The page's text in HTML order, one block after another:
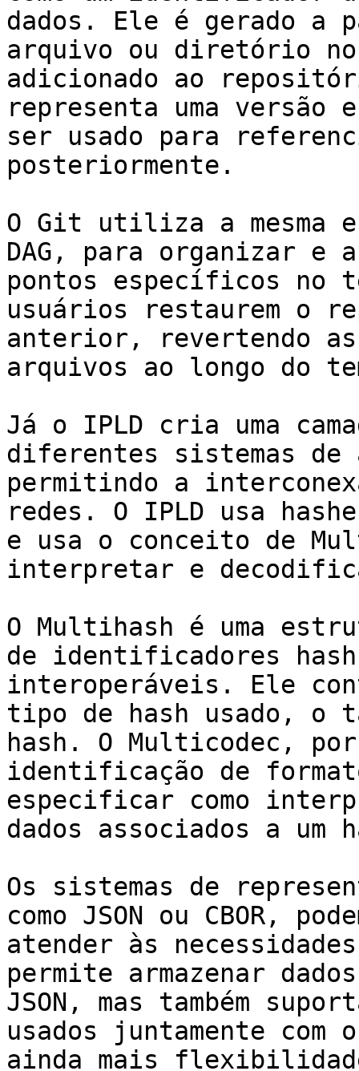
dados. Ele é gerado a
arquivo ou diretório no
adicionado ao
representa uma versão
ser usado para
posteriormente.
O Git utiliza a mesma
DAG, para organizar e
pontos específicos no
usuários restaurem o
anterior, revertendo
arquivos ao longo do
Já o IPLD cria uma
diferentes sistemas de
permitindo a
redes. O IPLD usa
e usa o conceito de
interpretar e
O Multihash é uma
de identificadores
interoperáveis. Ele
tipo de hash usado, o
hash. O Multicodec,
identificação de
especificar como
dados associados a um
Os sistemas de
como JSON ou CBOR,
atender às necessidades
permite armazenar
JSON, mas também
usados juntamente com
ainda mais